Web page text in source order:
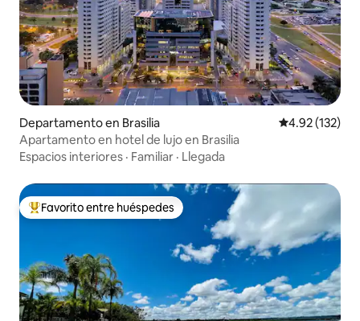
Departamento en Brasilia Calificación
4.92 (132)
Apartamento en hotel de lujo en Brasilia
Espacios interiores · Familiar · Llegada
De los mejores en Favorito entre huéspedes
Favorito entre huéspedes